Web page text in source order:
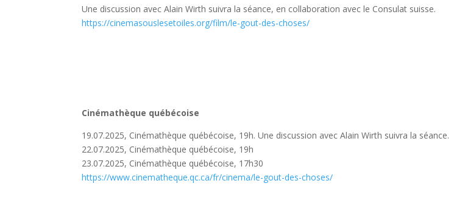
Une discussion avec Alain Wirth suivra la séance, en collaboration avec le Consulat suisse.
https://cinemasouslesetoiles.org/film/le-gout-des-choses/
Cinémathèque québécoise
19.07.2025, Cinémathèque québécoise, 19h. Une discussion avec Alain Wirth suivra la séance.
22.07.2025, Cinémathèque québécoise, 19h
23.07.2025, Cinémathèque québécoise, 17h30
https://www.cinematheque.qc.ca/fr/cinema/le-gout-des-choses/